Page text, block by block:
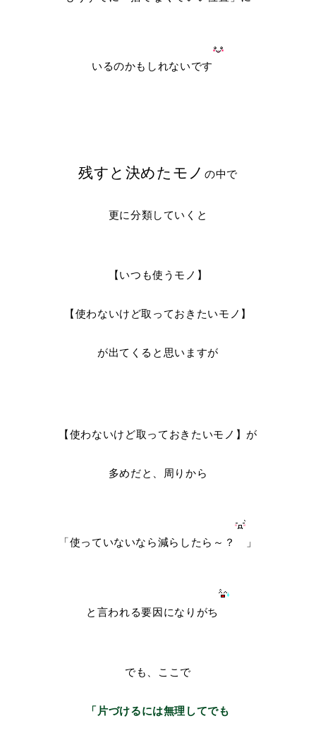
いるのかもしれないです
残すと決めたモノの中で
更に分類していくと
【いつも使うモノ】
【使わないけど取っておきたいモノ】
が出てくると思いますが
【使わないけど取っておきたいモノ】が
多めだと、周りから
「使っていないなら減らしたら～？ 」
と言われる要因になりがち
でも、ここで
「片づけるには無理してでも